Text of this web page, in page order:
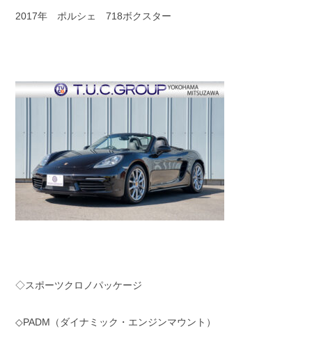
2017年 ポルシェ 718ボクスター
◇スポーツクロノパッケージ
◇PADM（ダイナミック・エンジンマウント）